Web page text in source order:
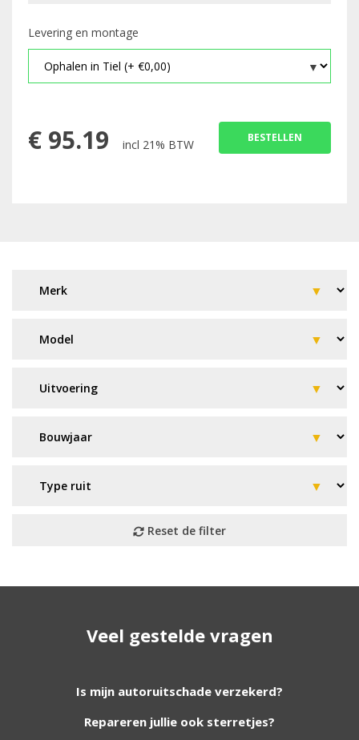
Levering en montage
€ 95.19 incl 21% BTW BESTELLEN
verder!
Wij zijn continu bezig met het toevoegen van
ruit er niet tussen? Grote kans dat wij deze wel
Veel gestelde vragen
Is mijn autoruitschade verzekerd?
Repareren jullie ook sterretjes?